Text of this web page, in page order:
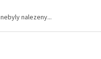
nebyly nalezeny...